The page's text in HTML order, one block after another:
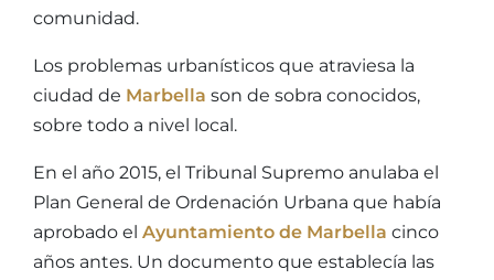
comunidad.
Los problemas urbanísticos que atraviesa la
ciudad de Marbella son de sobra conocidos,
sobre todo a nivel local.
En el año 2015, el Tribunal Supremo anulaba el
Plan General de Ordenación Urbana que había
aprobado el Ayuntamiento de Marbella cinco
años antes. Un documento que establecía las